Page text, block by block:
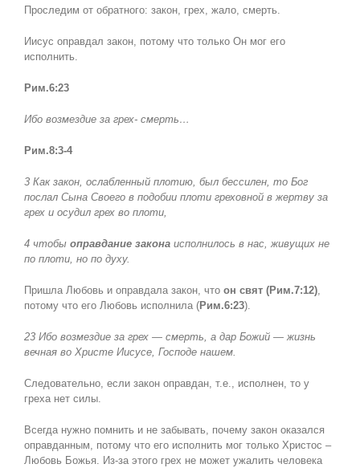
Проследим от обратного: закон, грех, жало, смерть.
Иисус оправдал закон, потому что только Он мог его
исполнить.
Рим.6:23
Ибо возмездие за грех- смерть…
Рим.8:3-4
3 Как закон, ослабленный плотию, был бессилен, то Бог
послал Сына Своего в подобии плоти греховной в жертву за
грех и осудил грех во плоти,
4 чтобы оправдание закона исполнилось в нас, живущих не
по плоти, но по духу.
Пришла Любовь и оправдала закон, что он свят (Рим.7:12),
потому что его Любовь исполнила (Рим.6:23).
23 Ибо возмездие за грех — смерть, а дар Божий — жизнь
вечная во Христе Иисусе, Господе нашем.
Следовательно, если закон оправдан, т.е., исполнен, то у
греха нет силы.
Всегда нужно помнить и не забывать, почему закон оказался
оправданным, потому что его исполнить мог только Христос –
Любовь Божья. Из-за этого грех не может ужалить человека